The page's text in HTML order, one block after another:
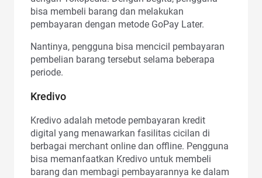
bisa membeli barang dan melakukan
pembayaran dengan metode GoPay Later.
Nantinya, pengguna bisa mencicil pembayaran
pembelian barang tersebut selama beberapa
periode.
Kredivo
Kredivo adalah metode pembayaran kredit
digital yang menawarkan fasilitas cicilan di
berbagai merchant online dan offline. Pengguna
bisa memanfaatkan Kredivo untuk membeli
barang dan membagi pembayarannya ke dalam